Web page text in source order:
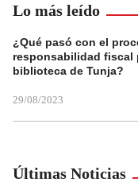
Lo más leído
¿Qué pasó con el
responsabilidad fiscal
biblioteca de Tunja?
29/08/2023
Últimas Noticias